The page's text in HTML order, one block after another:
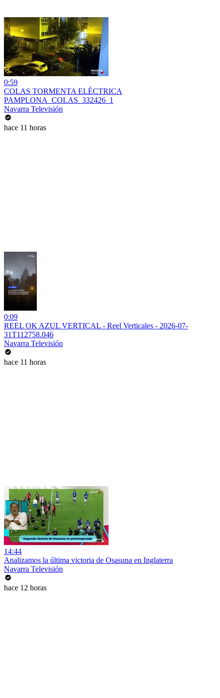
0:59
COLAS TORMENTA ELÉCTRICA
PAMPLONA_COLAS_332426_1
Navarra Televisión
hace 11 horas
0:09
REEL OK AZUL VERTICAL - Reel Verticales - 2026-07-
31T112758.046
Navarra Televisión
hace 11 horas
14:44
Analizamos la última victoria de Osasuna en Inglaterra
Navarra Televisión
hace 12 horas